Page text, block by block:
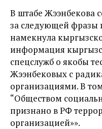
В штабе Жээнбекова
за следующей фразы
намекнула
информация
спецслужб о якобы
Жээнбековых с
организациями. В
“Обществом
признано в РФ
организацией»».